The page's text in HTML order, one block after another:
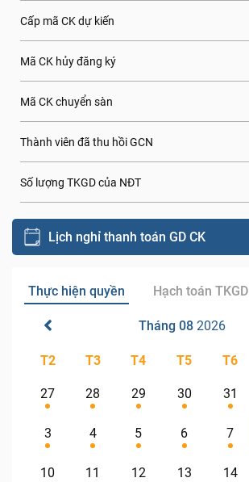
Cấp mã CK dự kiến
Mã CK hủy đăng ký
Mã CK chuyển sàn
Thành viên đã thu hồi GCN
Số lượng TKGD của NĐT
Lịch nghỉ thanh toán GD CK
Thực hiện quyền Hạch toán TKGD
Tháng 08 2026
T2 T3 T4 T5 T6
27 28 29 30 31
3 4 5 6 7
10 11 12 13 14